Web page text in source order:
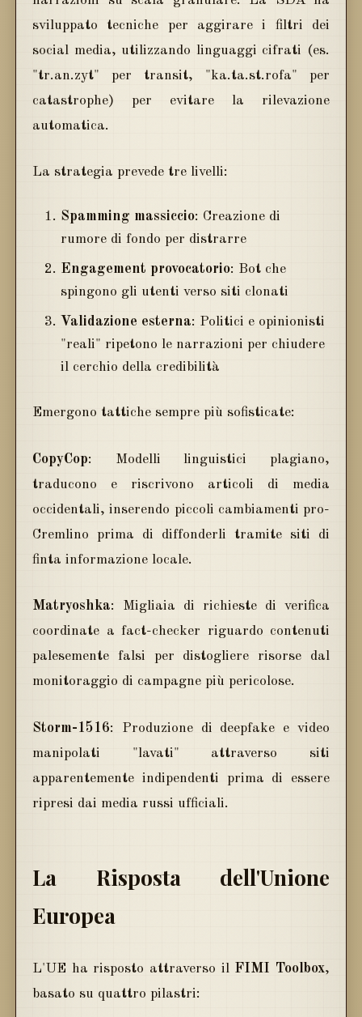
sviluppato tecniche per aggirare i filtri dei
social media, utilizzando linguaggi cifrati (es.
"tr.an.zyt" per transit, "ka.ta.st.rofa" per
catastrophe) per evitare la rilevazione
automatica.
La strategia prevede tre livelli:
Spamming massiccio: Creazione di
rumore di fondo per distrarre
Engagement provocatorio: Bot che
spingono gli utenti verso siti clonati
Validazione esterna: Politici e opinionisti
"reali" ripetono le narrazioni per chiudere
il cerchio della credibilità
Emergono tattiche sempre più sofisticate:
CopyCop: Modelli linguistici plagiano,
traducono e riscrivono articoli di media
occidentali, inserendo piccoli cambiamenti pro-
Cremlino prima di diffonderli tramite siti di
finta informazione locale.
Matryoshka: Migliaia di richieste di verifica
coordinate a fact-checker riguardo contenuti
palesemente falsi per distogliere risorse dal
monitoraggio di campagne più pericolose.
Storm-1516: Produzione di deepfake e video
manipolati "lavati" attraverso siti
apparentemente indipendenti prima di essere
ripresi dai media russi ufficiali.
La Risposta dell'Unione
Europea
L'UE ha risposto attraverso il FIMI Toolbox,
basato su quattro pilastri: